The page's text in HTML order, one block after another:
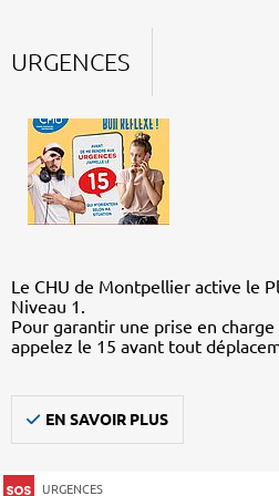
URGENCES
Le CHU de Montpellier active le
Niveau 1.
Pour garantir une prise en charge
appelez le 15 avant tout
EN SAVOIR PLUS
URGENCES